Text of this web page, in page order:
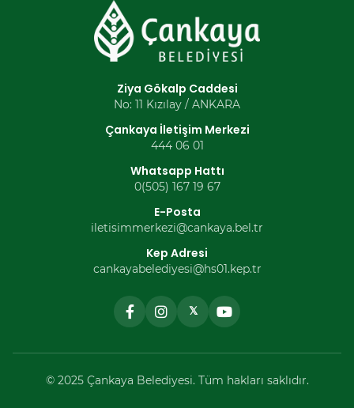
Ziya Gökalp Caddesi
No: 11 Kızılay / ANKARA
Çankaya İletişim Merkezi
444 06 01
Whatsapp Hattı
0(505) 167 19 67
E-Posta
iletisimmerkezi@cankaya.bel.tr
Kep Adresi
cankayabelediyesi@hs01.kep.tr
𝕏
© 2025 Çankaya Belediyesi. Tüm hakları saklıdır.